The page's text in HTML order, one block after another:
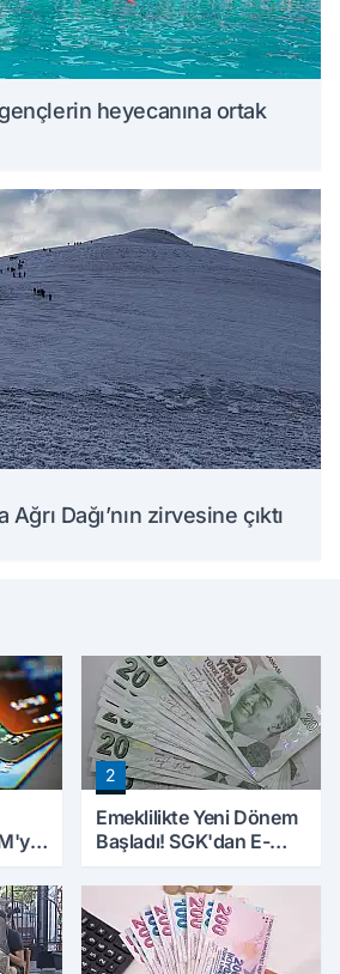
heyecanına ortak
Dağı’nın zirvesine çıktı
2
Emeklilikte Yeni Dönem
Başladı! SGK'dan E-